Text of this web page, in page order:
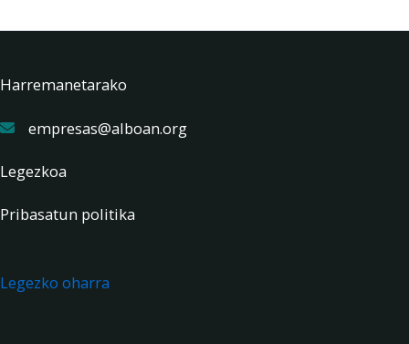
Harremanetarako
empresas@alboan.org
Legezkoa
Pribasatun politika
Legezko oharra